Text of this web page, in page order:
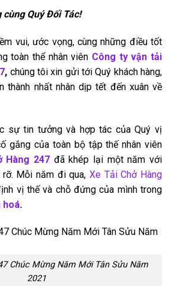
cùng Quý Đối Tác!
vui, ước vọng, cùng những điều tốt
toàn thể nhân viên Công ty vận tải
, chúng tôi xin gửi tới Quý khách hàng,
thành nhất nhân dịp tết đến xuân về
sự tin tưởng và hợp tác của Quý vị
gắng của toàn bộ tập thế nhân viên
Hàng 247 đã khép lại một năm với
Mỗi năm đi qua, Xe Tải Chở Hàng
vị thế và chỗ đứng của mình trong
hoá.
Chúc Mừng Năm Mới Tân Sửu Năm
2021